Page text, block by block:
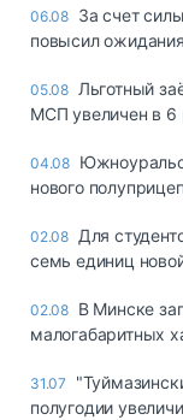
06.08 За счет
повысил
05.08 Льготный
МСП увеличен в 6
04.08
нового
02.08 Для
семь единиц
02.08 В Минске
малогабаритных
31.07
полугодии